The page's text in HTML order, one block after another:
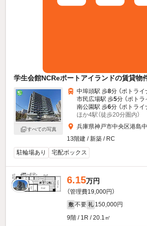
学生会館NCReポートアイランドの賃貸物
すべての写真
中埠頭駅 歩8分 （ポトライ
市民広場駅 歩5分 （ポトラ
南公園駅 歩6分 （ポトライ
ほか4駅（徒歩20分圏内）
兵庫県神戸市中央区港島
13階建 / 新築 / RC
駐輪場あり
宅配ボックス
6.15万円
（管理費19,000円）
敷 不要 礼 150,000円
9階 / 1R / 20.1㎡